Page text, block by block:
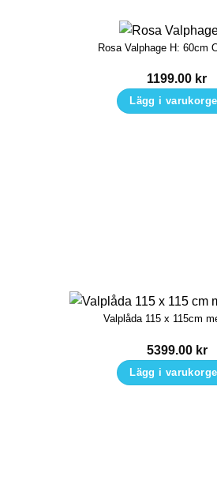
Rosa Valphage H: 60cm
1199.00 kr
Lägg i
Valplåda 115 x 115cm
5399.00 kr
Lägg i